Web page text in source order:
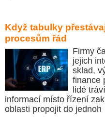
Když tabulky
procesům řád
Firmy
jejich
sklad,
finance
lidé
informací místo řízení
oblasti propojit do jednoh